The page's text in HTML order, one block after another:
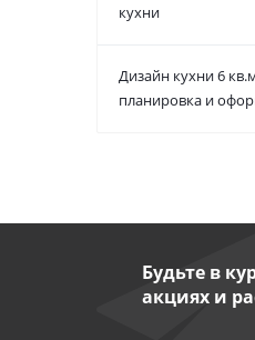
кухни
Дизайн кухни 6
планировка и
Будьте в
акциях и